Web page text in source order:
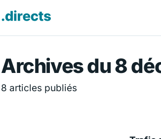
Directs.fr —
Archives du 8
8 articles publiés